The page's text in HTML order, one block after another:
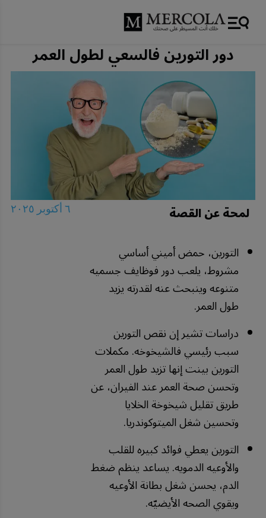
دور التورين فالسعي لطول العمر
٦ أكتوبر ٢٠٢٥
لمحة عن القصة
التورين، حمض أميني أساسي
مشروط، يلعب دور فوظايف جسميه
متنوعه وينبحث عنه لقدرته يزيد
طول العمر.
دراسات تشير إن نقص التورين
سبب رئيسي فالشيخوخه. مكملات
التورين بينت إنها تزيد طول العمر
وتحسن صحة العمر عند الفيران، عن
طريق تقليل شيخوخة الخلايا
وتحسين شغل الميتوكوندريا.
التورين يعطي فوائد كبيره للقلب
والأوعيه الدمويه. يساعد ينظم ضغط
الدم، يحسن شغل بطانة الأوعيه
ويقوي الصحه الأيضيّه.